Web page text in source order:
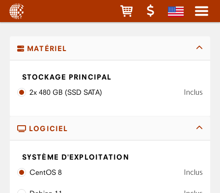
MATÉRIEL
STOCKAGE PRINCIPAL
2x 480 GB (SSD SATA)
Inclus
LOGICIEL
SYSTÈME D'EXPLOITATION
CentOS 8
Inclus